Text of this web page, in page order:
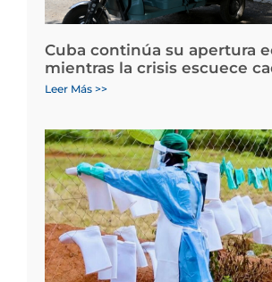
Cuba continúa su apertura
mientras la crisis escuece
Leer Más >>